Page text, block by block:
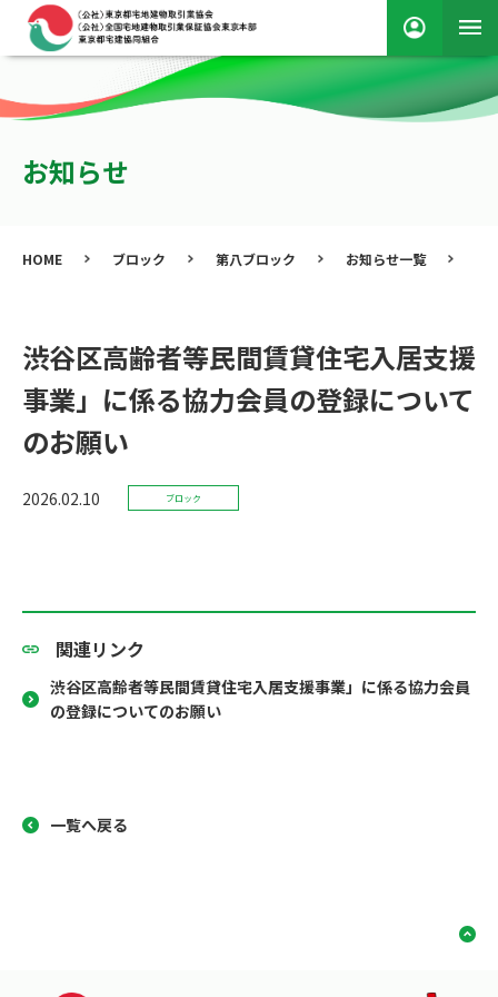
お知らせ
HOME ブロック 第八ブロック お知らせ一覧
渋谷区高齢者等民間賃貸住宅入居支援
事業」に係る協力会員の登録について
のお願い
2026.02.10 ブロック
関連リンク
渋谷区高齢者等民間賃貸住宅入居支援事業」に係る協力会員
の登録についてのお願い
一覧へ戻る